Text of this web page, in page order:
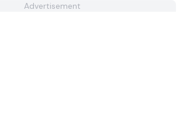
Advertisement